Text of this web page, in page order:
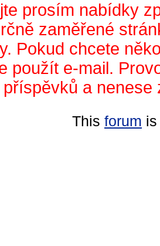
prosím nabídky
zaměřené
Pokud chcete
použít e-mail.
příspěvků a nenese
This forum